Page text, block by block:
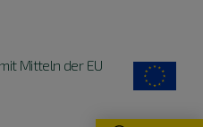
Mitteln der EU